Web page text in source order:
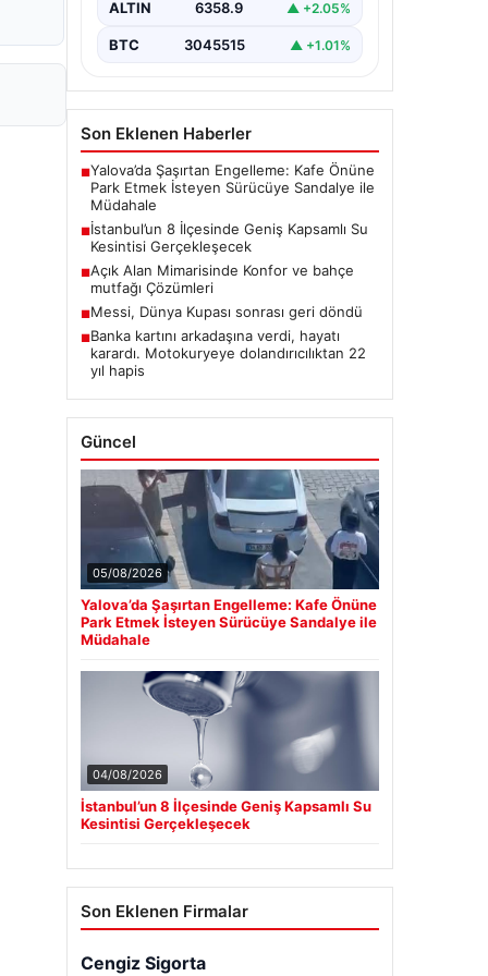
ALTIN 6358.9 ▲ +2.05%
BTC 3045515 ▲ +1.01%
Son Eklenen Haberler
■Yalova’da Şaşırtan Engelleme: Kafe Önüne
Park Etmek İsteyen Sürücüye Sandalye ile
Müdahale
■İstanbul’un 8 İlçesinde Geniş Kapsamlı Su
Kesintisi Gerçekleşecek
■Açık Alan Mimarisinde Konfor ve bahçe
mutfağı Çözümleri
■Messi, Dünya Kupası sonrası geri döndü
■Banka kartını arkadaşına verdi, hayatı
karardı. Motokuryeye dolandırıcılıktan 22
yıl hapis
Güncel
05/08/2026
Yalova’da Şaşırtan Engelleme: Kafe Önüne
Park Etmek İsteyen Sürücüye Sandalye ile
Müdahale
04/08/2026
İstanbul’un 8 İlçesinde Geniş Kapsamlı Su
Kesintisi Gerçekleşecek
Son Eklenen Firmalar
Cengiz Sigorta